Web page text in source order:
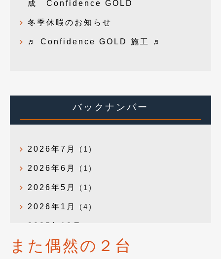
成 Confidence GOLD
冬季休暇のお知らせ
♬ Confidence GOLD 施工 ♬
バックナンバー
2026年7月 (1)
2026年6月 (1)
2026年5月 (1)
2026年1月 (4)
2025年12月
2025年10月(1)
また偶然の２台